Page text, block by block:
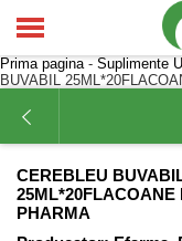
Prima pagina- Suplimente
BUVABIL
CEREBLEU
25ML*20FLACOANE
PHARMA